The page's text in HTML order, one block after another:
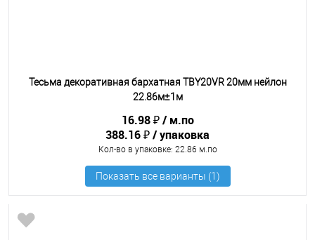
Тесьма декоративная бархатная TBY20VR 20мм нейлон
22.86м±1м
16.98 ₽
м.по
388.16 ₽
упаковка
Кол-во в упаковке: 22.86 м.по